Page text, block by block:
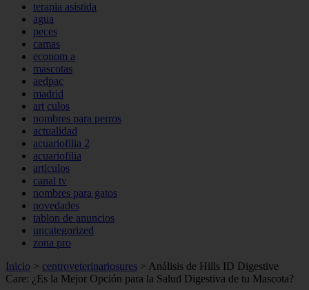
terapia asistida
agua
peces
camas
econom a
mascotas
aedpac
madrid
art culos
nombres para perros
actualidad
acuariofilia 2
acuariofilia
articulos
canal tv
nombres para gatos
novedades
tablon de anuncios
uncategorized
zona pro
Inicio > centroveterinariosures > Análisis de Hills ID Digestive
Care: ¿Es la Mejor Opción para la Salud Digestiva de tu Mascota?